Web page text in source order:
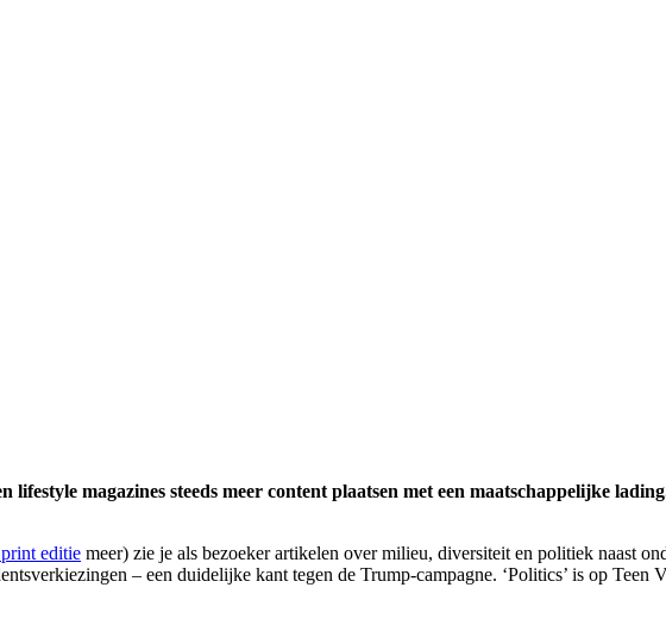
lifestyle magazines steeds meer content plaatsen met een maatschappelijke
editie meer) zie je als bezoeker artikelen over milieu, diversiteit en politiek naast
– een duidelijke kant tegen de Trump-campagne. ‘Politics’ is op Teen